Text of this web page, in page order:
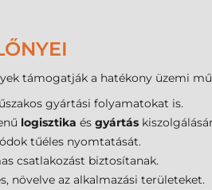
támogatják a hatékony üzemi
gyártási folyamatokat is.
logisztika és gyártás
tűéles nyomtatását.
csatlakozást biztosítanak.
növelve az alkalmazási területeket.